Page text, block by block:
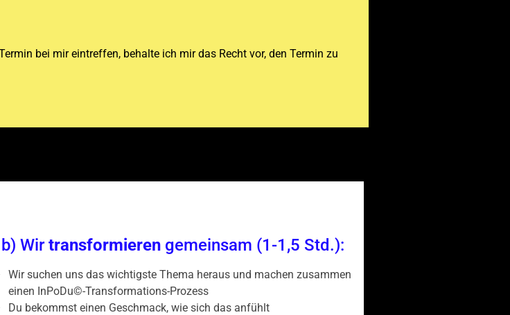
bei mir eintreffen, behalte ich mir das Recht vor, den Termin zu
b) Wirtransformieren gemeinsam (1-1,5 Std.):
Wir suchen uns das wichtigste Thema heraus und machen zusammen
einen InPoDu©-Transformations-Prozess
Du bekommst einen Geschmack, wie sich das anfühlt